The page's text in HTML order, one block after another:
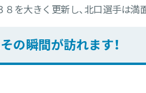
を大きく更新し、北口選手は
の瞬間が訪れます！